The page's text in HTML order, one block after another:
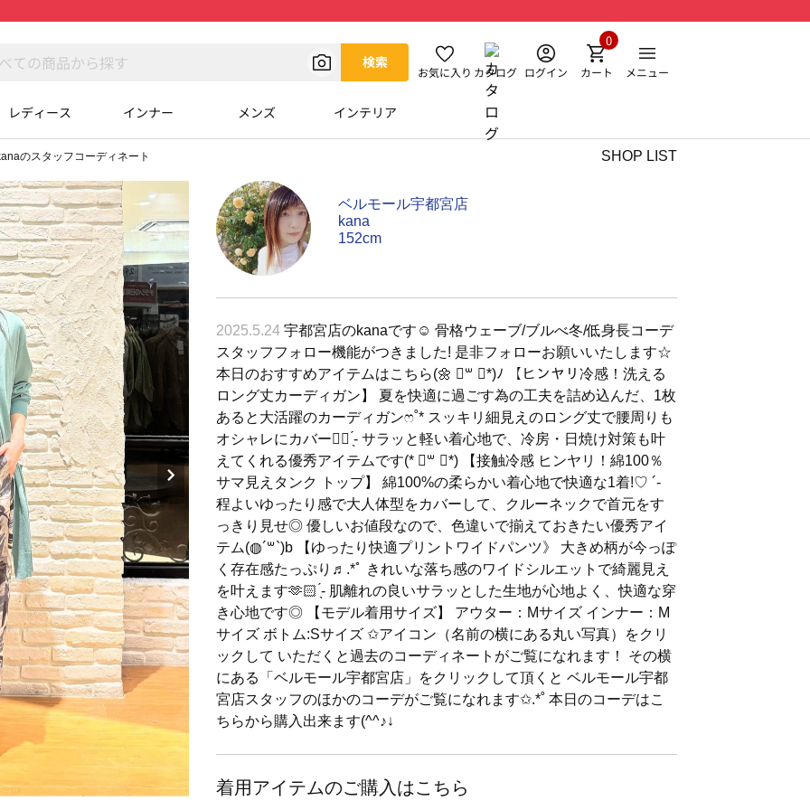
検索
お気に入り カタログ ログイン カート
0
メニュー
レディース インナー メンズ インテリア
のスタッフコーディネート SHOP LIST
ベルモール宇都宮店
kana
152cm
2025.5.24 宇都宮店のkanaです☺︎ 骨格ウェーブ/ブルべ冬/低身長コーデ
スタッフフォロー機能がつきました! 是非フォローお願いいたします☆
本日のおすすめアイテムはこちら(🌼 ॑꒳ ॑*)ﾉ 【ヒンヤリ冷感！洗える
ロング丈カーディガン】 夏を快適に過ごす為の工夫を詰め込んだ、1枚
あると大活躍のカーディガンෆ˚* スッキリ細見えのロング丈で腰周りも
オシャレにカバー👍🏻 ̖́- サラッと軽い着心地で、冷房・日焼け対策も叶
えてくれる優秀アイテムです(* ॑꒳ ॑*) 【接触冷感 ヒンヤリ！綿100％
サマ見えタンク トップ】 綿100%の柔らかい着心地で快適な1着!♡ ´‐
程よいゆったり感で大人体型をカバーして、クルーネックで首元をす
っきり見せ◎ 優しいお値段なので、色違いで揃えておきたい優秀アイ
テム(◍´꒳`)b 【ゆったり快適プリントワイドパンツ》 大きめ柄が今っぽ
く存在感たっぷり♬.*ﾟ きれいな落ち感のワイドシルエットで綺麗見え
を叶えます🫶🏻 ̖́-‬ 肌離れの良いサラッとした生地が心地よく、快適な穿
き心地です◎ 【モデル着用サイズ】 アウター：Mサイズ インナー：M
サイズ ボトム:Sサイズ ✩アイコン（名前の横にある丸い写真）をクリ
ックして いただくと過去のコーディネートがご覧になれます！ その横
にある「ベルモール宇都宮店」をクリックして頂くと ベルモール宇都
宮店スタッフのほかのコーデがご覧になれます✩.*˚ 本日のコーデはこ
ちらから購入出来ます(^^♪↓
着用アイテムのご購入はこちら